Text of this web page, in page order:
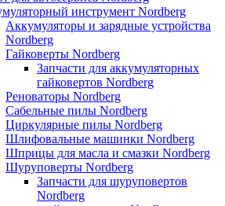
инструмент Nordberg
Аккумуляторы и зарядные устройства
Nordberg
Гайковерты Nordberg
Запчасти для аккумуляторных
гайковертов Nordberg
Реноваторы Nordberg
Сабельные пилы Nordberg
Циркулярные пилы Nordberg
Шлифовальные машинки Nordberg
Шприцы для масла и смазки Nordberg
Шуруповерты Nordberg
Запчасти для шуруповертов
Nordberg